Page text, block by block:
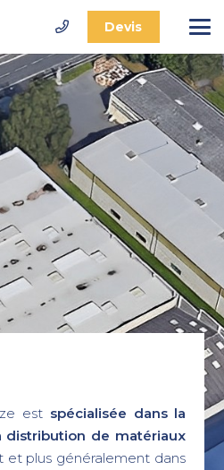
Devis
est spécialisée dans la
distribution de matériaux
et plus généralement dans